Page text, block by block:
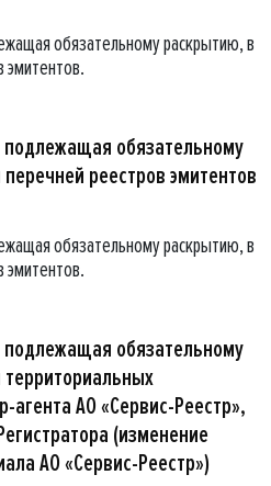
обязательному раскрытию, в
эмитентов.
обязательному
реестров эмитентов
обязательному раскрытию, в
эмитентов.
обязательному
АО «Сервис-Реестр»,
(изменение
АО «Сервис-Реестр»)